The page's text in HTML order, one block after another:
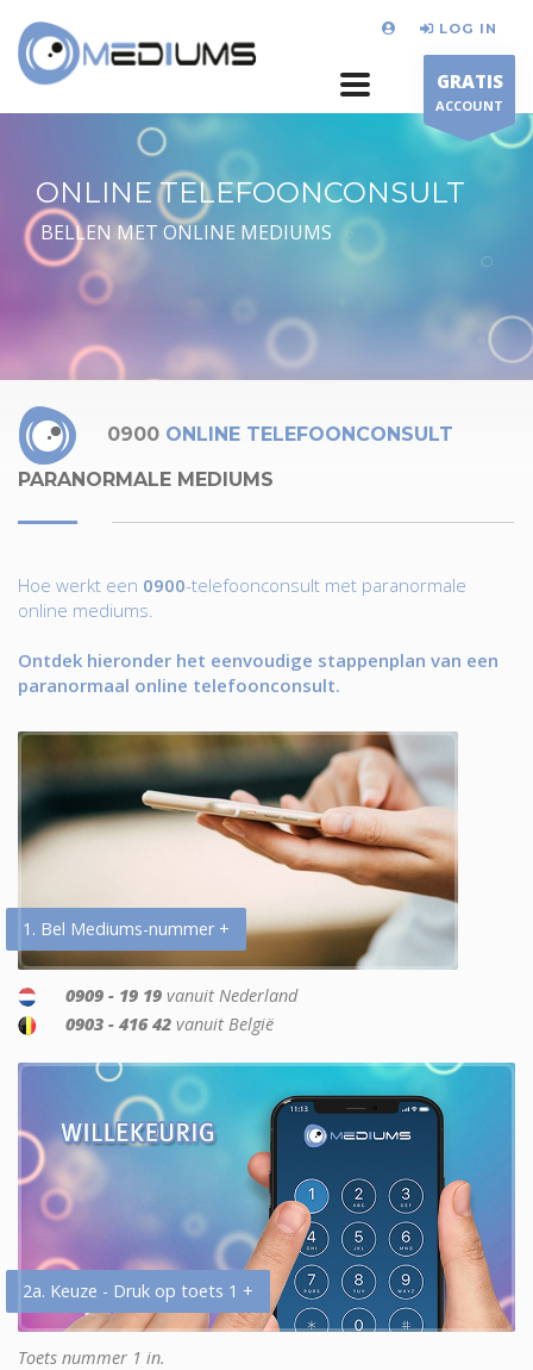
LOG IN
GRATIS
ACCOUNT
ONLINE TELEFOONCONSULT
BELLEN MET ONLINE MEDIUMS
0900 ONLINE TELEFOONCONSULT
PARANORMALE MEDIUMS
Hoe werkt een 0900-telefoonconsult met paranormale
online mediums.
Ontdek hieronder het eenvoudige stappenplan van een
paranormaal online telefoonconsult.
1. Bel Mediums-nummer +
0909 - 19 19 vanuit Nederland
0903 - 416 42 vanuit België
2a. Keuze - Druk op toets 1 +
Toets nummer 1 in.